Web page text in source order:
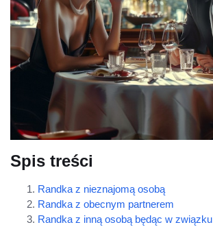
Spis treści
Randka z nieznajomą osobą
Randka z obecnym partnerem
Randka z inną osobą będąc w związku